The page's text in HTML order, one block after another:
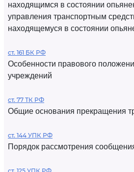
находящимся в состоянии
управления транспортным
находящемуся в состоянии
ст. 161 БК РФ
Особенности правового
учреждений
ст. 77 ТК РФ
Общие основания прекращения
ст. 144 УПК РФ
Порядок рассмотрения